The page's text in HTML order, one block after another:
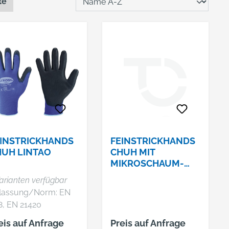
LINTAO
verfügbar
Norm: EN
EN 21420
•
auf Anfrage
FEINSTRICKHANDS
CHUH MIT
MIKROSCHAUM-
Preis auf Anfrage